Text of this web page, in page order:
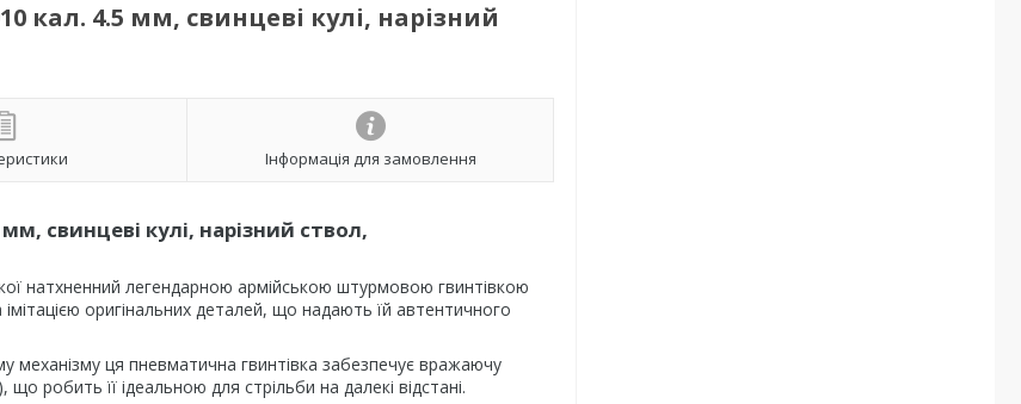
кал. 4.5 мм, свинцеві кулі, нарізний
Інформація для замовлення
свинцеві кулі, нарізний ствол,
натхненний легендарною армійською штурмовою гвинтівкою
оригінальних деталей, що надають їй автентичного
механізму ця пневматична гвинтівка забезпечує вражаючу
), що робить її ідеальною для стрільби на далекі відстані.